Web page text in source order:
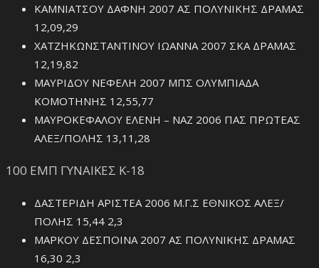
ΚΑΜΝΙΑΤΣΟΥ ΔΑΦΝΗ 2007 ΑΣ ΠΟΛΥΝΙΚΗΣ ΔΡΑΜΑΣ
12,09,29
ΧΑΤΖΗΚΩΝΣΤΑΝΤΙΝΟΥ ΙΩΑΝΝΑ 2007 ΣΚΑ ΔΡΑΜΑΣ
12,19,82
ΜΑΥΡΙΔΟΥ ΝΕΦΕΛΗ 2007 ΜΠΣ ΟΛΥΜΠΙΑΔΑ
ΚΟΜΟΤΗΝΗΣ 12,55,77
ΜΑΥΡΟΚΕΦΑΛΟΥ ΕΛΕΝΗ – ΝΑΖ 2006 ΠΑΣ ΠΡΩΤΕΑΣ
ΑΛΕΞ/ΠΟΛΗΣ 13,11,28
100 ΕΜΠ ΓΥΝΑΙΚΕΣ Κ-18
ΔΑΣΤΕΡΙΔΗ ΑΡΙΣΤΕΑ 2006 Μ.Γ.Σ ΕΘΝΙΚΟΣ ΑΛΕΞ/
ΠΟΛΗΣ 15,44 2,3
ΜΑΡΚΟΥ ΔΕΣΠΟΙΝΑ 2007 ΑΣ ΠΟΛΥΝΙΚΗΣ ΔΡΑΜΑΣ
16,30 2,3